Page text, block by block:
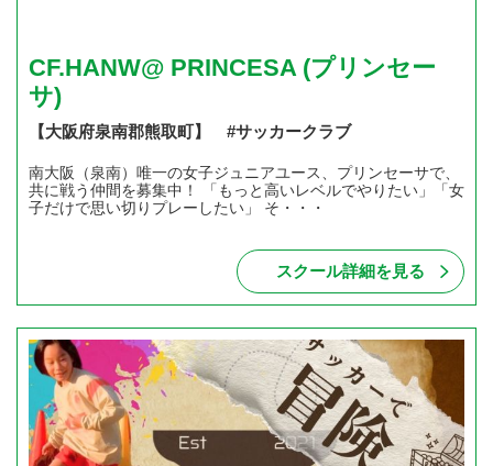
CF.HANW@ PRINCESA (プリンセー
サ)
【大阪府泉南郡熊取町】 #サッカークラブ
南大阪（泉南）唯一の女子ジュニアユース、プリンセーサで、
共に戦う仲間を募集中！ 「もっと高いレベルでやりたい」「女
子だけで思い切りプレーしたい」 そ・・・
スクール詳細を見る